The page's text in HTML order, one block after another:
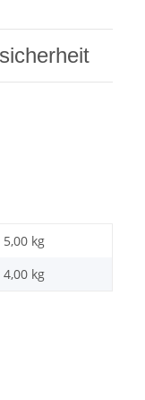
5,00 kg
4,00 kg